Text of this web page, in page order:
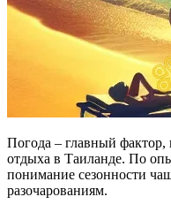
Погода – главный фактор,
отдыха в Таиланде. По
понимание сезонности
разочарованиям.